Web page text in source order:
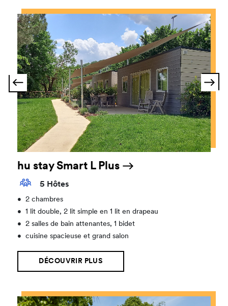
hu stay Smart L Plus
5 Hôtes
•
2 chambres
•
1 lit double, 2 lit simple en 1 lit en drapeau
•
2 salles de bain attenantes, 1 bidet
•
cuisine spacieuse et grand salon
DÉCOUVRIR PLUS